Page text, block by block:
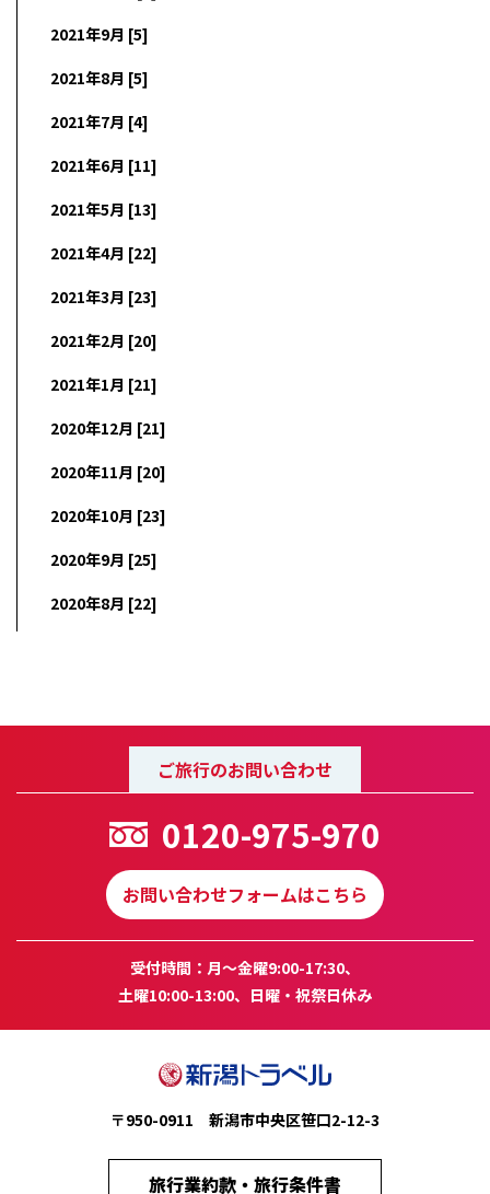
2021年9月 [5]
2021年8月 [5]
2021年7月 [4]
2021年6月 [11]
2021年5月 [13]
2021年4月 [22]
2021年3月 [23]
2021年2月 [20]
2021年1月 [21]
2020年12月 [21]
2020年11月 [20]
2020年10月 [23]
2020年9月 [25]
2020年8月 [22]
ご旅行のお問い合わせ
0120-975-970
お問い合わせフォームはこちら
受付時間：月～金曜9:00-17:30、
土曜10:00-13:00、日曜・祝祭日休み
〒950-0911 新潟市中央区笹口2-12-3
旅行業約款・旅行条件書